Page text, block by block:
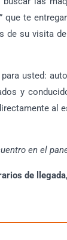
te
de su visita
usted:
y
al
en el
de